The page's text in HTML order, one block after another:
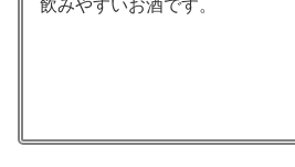
飲みやすいお酒です。